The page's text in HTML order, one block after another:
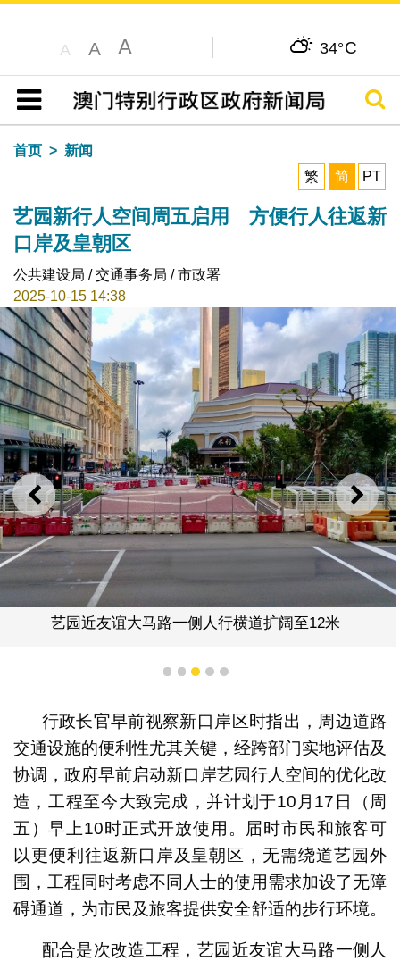
A A A 34°C
目录
搜寻
首页
新闻
繁
简 PT
艺园新行人空间周五启用 方便行人往返新
口岸及皇朝区
公共建设局 / 交通事务局 / 市政署
2025-10-15 14:38
上一则 下一
艺园近友谊大马路一侧人行横道扩阔至12米
1 2 3 4 5
行政长官早前视察新口岸区时指出，周边道路
交通设施的便利性尤其关键，经跨部门实地评估及
协调，政府早前启动新口岸艺园行人空间的优化改
造，工程至今大致完成，并计划于10月17日（周
五）早上10时正式开放使用。届时市民和旅客可
以更便利往返新口岸及皇朝区，无需绕道艺园外
围，工程同时考虑不同人士的使用需求加设了无障
碍通道，为市民及旅客提供安全舒适的步行环境。
配合是次改造工程，艺园近友谊大马路一侧人